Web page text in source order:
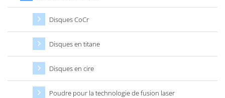
Disques CoCr
Disques en titane
Disques en cire
Poudre pour la technologie de fusion laser